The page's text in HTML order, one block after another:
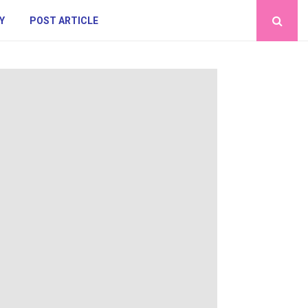
POST ARTICLE